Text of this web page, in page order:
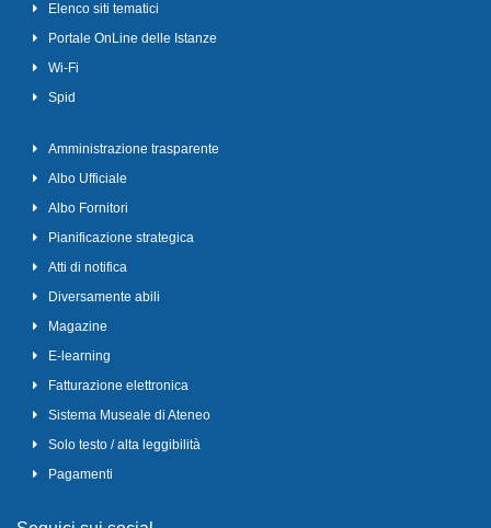
Elenco siti tematici
Portale OnLine delle Istanze
Wi-Fi
Spid
Amministrazione trasparente
Albo Ufficiale
Albo Fornitori
Pianificazione strategica
Atti di notifica
Diversamente abili
Magazine
E-learning
Fatturazione elettronica
Sistema Museale di Ateneo
Solo testo / alta leggibilità
Pagamenti